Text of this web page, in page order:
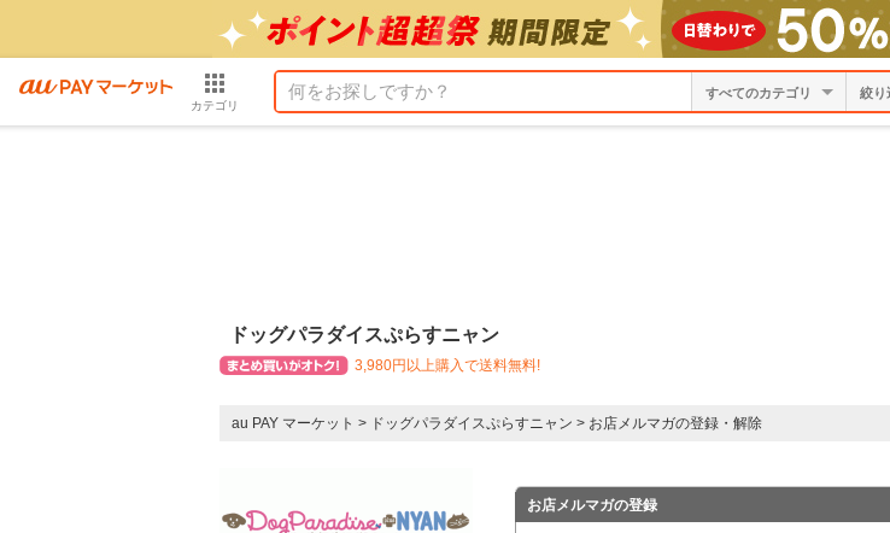
カテゴリ
絞り
ドッグパラダイスぷらすニャン
3,980円以上購入で送料無料!
au PAY マーケット > ドッグパラダイスぷらすニャン > お店メルマガの登録・解除
お店メルマガの登録